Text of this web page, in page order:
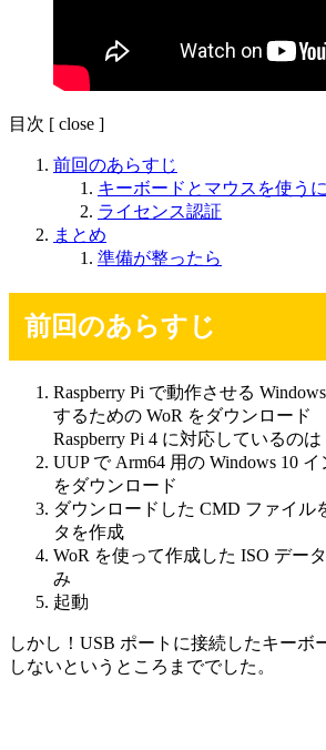
目次 [ close ]
前回のあらすじ
キーボードとマウスを使う
ライセンス認証
まとめ
準備が整ったら
前回のあらすじ
Raspberry Pi で動作させる
するための WoR をダウンロード
Raspberry Pi 4 に対応しているのは
UUP で Arm64 用の Windows 10
をダウンロード
ダウンロードした CMD ファイル
タを作成
WoR を使って作成した ISO デー
み
起動
しかし！USB ポートに接続したキーボ
しないというところまででした。